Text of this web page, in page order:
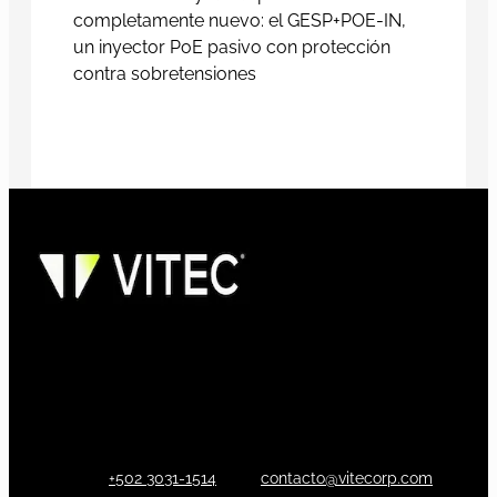
completamente nuevo: el GESP+POE-IN,
un inyector PoE pasivo con protección
contra sobretensiones
+502 3031-1514 contacto@vitecorp.com